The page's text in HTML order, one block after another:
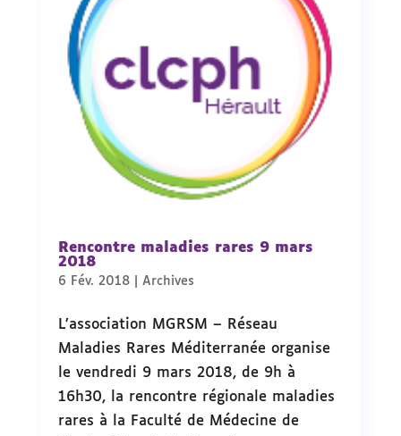
Rencontre maladies rares 9 mars
2018
6 Fév. 2018| Archives
L’association MGRSM – Réseau
Maladies Rares Méditerranée organise
le vendredi 9 mars 2018, de 9h à
16h30, la rencontre régionale maladies
rares à la Faculté de Médecine de